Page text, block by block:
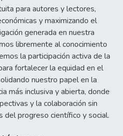
para autores y lectores,
y maximizando el
generada en nuestra
libremente al conocimiento
la participación activa de la
fortalecer la equidad en el
nuestro papel en la
más inclusiva y abierta, donde
y la colaboración sin
del progreso científico y social.